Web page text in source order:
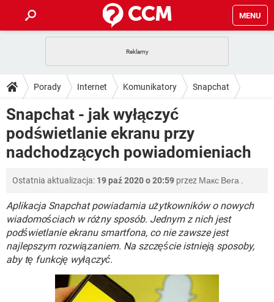
MENU
GRY WHATSAPP
SPOTIFY NETFLIX
INSTAGRAM FACEBOOK
WINDOWS 10
PORADY
PlayStation
GRY WHATSAPP
NETFLIX
WINDOWS 10
DO POBRANIA
ANDROID TIKTOK
GRY WHATSAPP
WINDOWS 10
FORUM
GRY WHATSAPP
SPOTIFY NETFLIX
INSTAGRAM FACEBOOK
WINDOWS 10
GRY WHATSAPP
SPOTIFY NETFLIX
INSTAGRAM
Porady Internet Komunikatory Snapchat
Snapchat - jak wyłączyć
podświetlanie ekranu przy
nadchodzących powiadomieniach
Ostatnia aktualizacja: 19 paź 2020 o 20:59 przez Макс Вега .
Aplikacja Snapchat powiadamia użytkowników o nowych
wiadomościach w różny sposób. Jednym z nich jest
podświetlanie ekranu smartfona, co nie zawsze jest
najlepszym rozwiązaniem. Na szczęście istnieją sposoby,
aby tę funkcję wyłączyć.